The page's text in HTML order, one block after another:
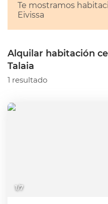
Te mostramos
Eivissa
Alquilar habitación
Talaia
1 resultado
1/7